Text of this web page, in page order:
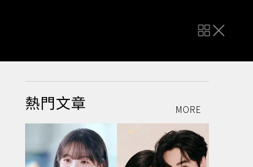
熱門文章 MORE